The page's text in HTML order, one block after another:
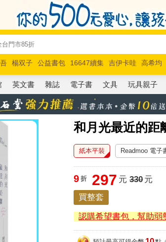
楊双子 公益書包 16647續集 吉伊卡哇 高希均
邊攤新作 馬斯克 玩具總動員5 超慢跑
英文書 雜誌 電子書 文具 玩具親子
和月光最近的距
紙本平裝 Readmoo 電子
9 折 297 元 330元
買整套
認購希望書包，幫助弱